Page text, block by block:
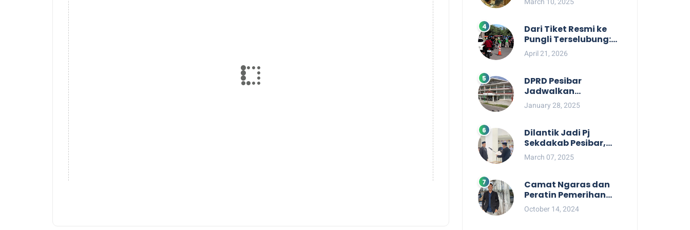
Berpihak kepada
Rapat Koordinasi OPD
Dari Tiket Resmi ke
Pungli Terselubung:
Kisruh Rp36 Juta
Pengelolaan Tiket
Jukung
April 21, 2026
DPRD Pesibar
Jadwalkan
Pemanggilan Pihak
Pemkab Terkait Nasib
Tahun 2025
January 28, 2025
Dilantik Jadi Pj
Sekdakab Pesibar,
Tedi Zadmiko
Ternyata Punya
Gemilang
March 07, 2025
Camat Ngaras dan
Peratin Pemerihan
Diduga Terlibat
Politik Praktis,
October 14, 2024